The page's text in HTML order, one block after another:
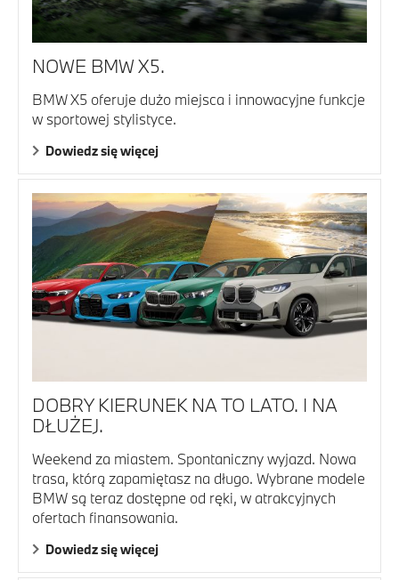
NOWE BMW X5.
BMW X5 oferuje dużo miejsca i innowacyjne funkcje
w sportowej stylistyce.
Dowiedz się więcej
DOBRY KIERUNEK NA TO LATO. I NA
DŁUŻEJ.
Weekend za miastem. Spontaniczny wyjazd. Nowa
trasa, którą zapamiętasz na długo. Wybrane modele
BMW są teraz dostępne od ręki, w atrakcyjnych
ofertach finansowania.
Dowiedz się więcej